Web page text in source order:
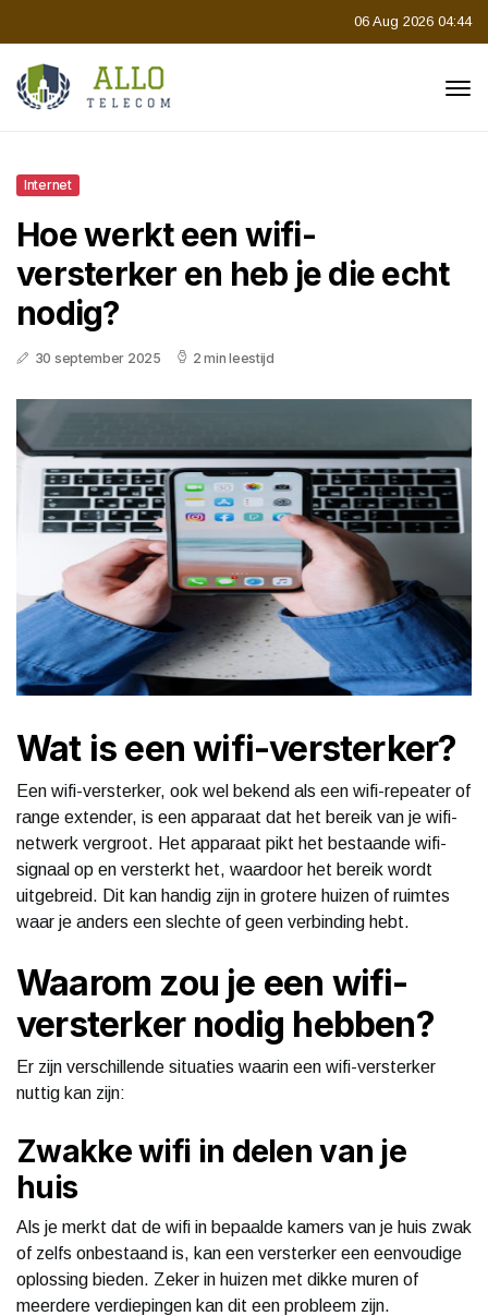
06 Aug 2026 04:44
Internet
Hoe werkt een wifi-
versterker en heb je die echt
nodig?
30 september 2025 2 min leestijd
Wat is een wifi-versterker?
Een wifi-versterker, ook wel bekend als een wifi-repeater of
range extender, is een apparaat dat het bereik van je wifi-
netwerk vergroot. Het apparaat pikt het bestaande wifi-
signaal op en versterkt het, waardoor het bereik wordt
uitgebreid. Dit kan handig zijn in grotere huizen of ruimtes
waar je anders een slechte of geen verbinding hebt.
Waarom zou je een wifi-
versterker nodig hebben?
Er zijn verschillende situaties waarin een wifi-versterker
nuttig kan zijn:
Zwakke wifi in delen van je
huis
Als je merkt dat de wifi in bepaalde kamers van je huis zwak
of zelfs onbestaand is, kan een versterker een eenvoudige
oplossing bieden. Zeker in huizen met dikke muren of
meerdere verdiepingen kan dit een probleem zijn.